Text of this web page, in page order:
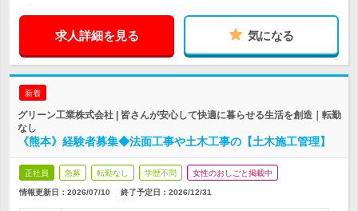
求人詳細を見る 気になる
新着
グリーン工業株式会社 | 皆さんが安心して快適に暮らせる生活を創造｜転勤
なし
《熊本》経験者募集◆法面工事や土木工事の【土木施工管理】
正社員 急募 転勤なし 学歴不問 女性のおしごと掲載中
情報更新日：2026/07/10 終了予定日： 2026/12/31